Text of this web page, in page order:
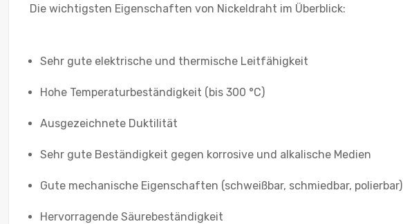
Die wichtigsten Eigenschaften von Nickeldraht im Überblick:
Sehr gute elektrische und thermische Leitfähigkeit
Hohe Temperaturbeständigkeit (bis 300 °C)
Ausgezeichnete Duktilität
Sehr gute Beständigkeit gegen korrosive und alkalische Medien
Gute mechanische Eigenschaften (schweißbar, schmiedbar, polierbar)
Hervorragende Säurebeständigkeit